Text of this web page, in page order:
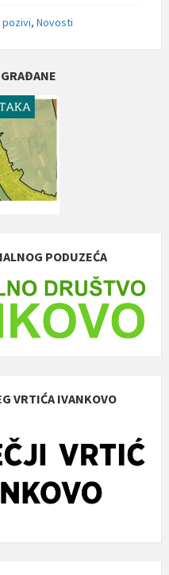
pozivi, Novosti
PODUZEĆA
VRTIĆA IVANKOVO